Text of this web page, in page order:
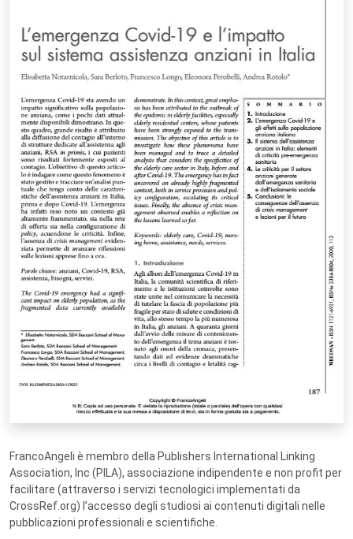
FrancoAngeli è membro della Publishers International Linking
Association, Inc (PILA), associazione indipendente e non profit per
facilitare (attraverso i servizi tecnologici implementati da
CrossRef.org) l’accesso degli studiosi ai contenuti digitali nelle
pubblicazioni professionali e scientifiche.